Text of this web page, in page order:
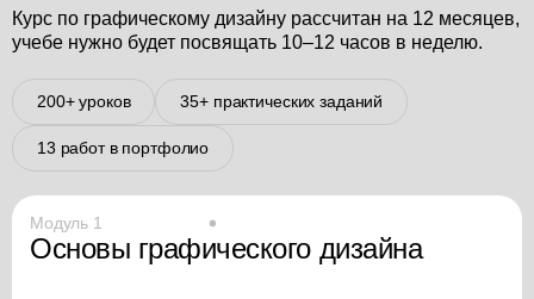
Курс по графическому дизайну рассчитан на 12 месяцев,
учебе нужно будет посвящать 10–12 часов в неделю.
200+ уроков 35+ практических заданий
13 работ в портфолио
Модуль 1
Основы графического дизайна